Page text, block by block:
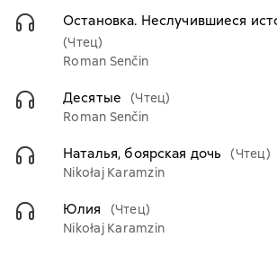
Остановка. Неслучившиеся
(Чтец)
Roman Senčin
Десятые
(Чтец)
Roman Senčin
Наталья, боярская дочь
(Чтец)
Nikołaj Karamzin
Юлия
(Чтец)
Nikołaj Karamzin